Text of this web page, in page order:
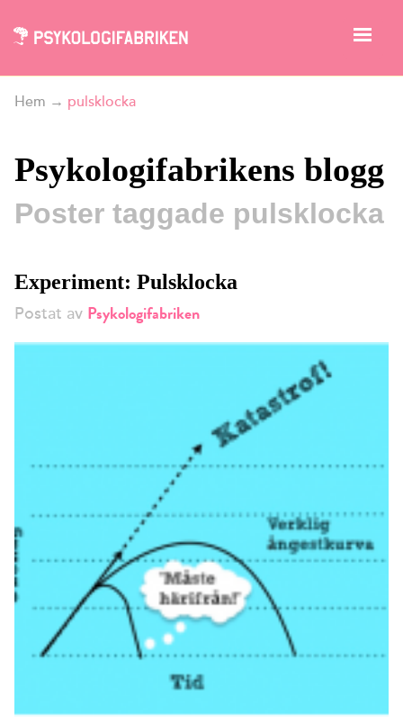
Hem → pulsklocka
Psykologifabrikens blogg
Poster taggade pulsklocka
Experiment: Pulsklocka
Postat av Psykologifabriken